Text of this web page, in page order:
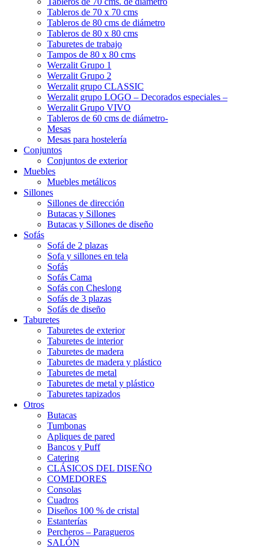
Tableros de 70 x 70 cms
Tableros de 80 cms de diámetro
Tableros de 80 x 80 cms
Taburetes de trabajo
Tampos de 80 x 80 cms
Werzalit Grupo 1
Werzalit Grupo 2
Werzalit grupo CLASSIC
Werzalit grupo LOGO – Decorados especiales –
Werzalit Grupo VIVO
Tableros de 60 cms de diámetro-
Mesas
Mesas para hostelería
Conjuntos
Conjuntos de exterior
Muebles
Muebles metálicos
Sillones
Sillones de dirección
Butacas y Sillones
Butacas y Sillones de diseño
Sofás
Sofá de 2 plazas
Sofa y sillones en tela
Sofás
Sofás Cama
Sofás con Cheslong
Sofás de 3 plazas
Sofás de diseño
Taburetes
Taburetes de exterior
Taburetes de interior
Taburetes de madera
Taburetes de madera y plástico
Taburetes de metal
Taburetes de metal y plástico
Taburetes tapizados
Otros
Butacas
Tumbonas
Apliques de pared
Bancos y Puff
Catering
CLÁSICOS DEL DISEÑO
COMEDORES
Consolas
Cuadros
Diseños 100 % de cristal
Estanterías
Percheros – Paragueros
SALÓN